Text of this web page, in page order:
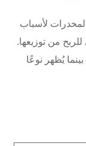
لأسباب
من توزيعها.
يُظهر نوعًا